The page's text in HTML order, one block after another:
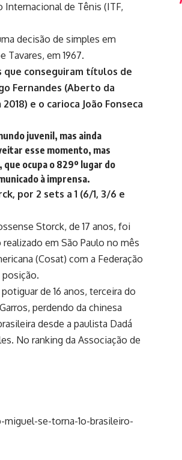
Internacional de Tênis (ITF,
decisão de simples em
Tavares, em 1967.
conseguiram títulos de
Fernandes (Aberto da
e o carioca João Fonseca
juvenil, mas ainda
esse momento, mas
ocupa o 829º lugar do
à imprensa.
por 2 sets a 1 (6/1, 3/6 e
Storck, de 17 anos, foi
em São Paulo no mês
(Cosat) com a Federação
posição.
potiguar de 16 anos, terceira do
perdendo da chinesa
desde a paulista Dadá
No ranking da Associação de
se-torna-1o-brasileiro-